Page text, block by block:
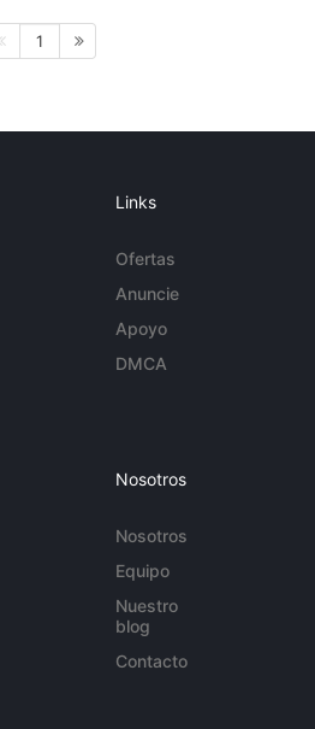
1
Links
Ofertas
Anuncie
Apoyo
DMCA
Nosotros
Nosotros
Equipo
Nuestro
blog
Contacto